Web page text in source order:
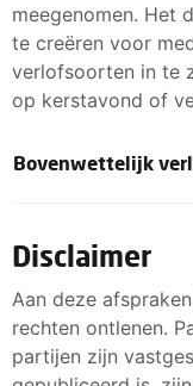
meegenomen. Het
te creëren voor
verlofsoorten in te
op kerstavond of
Bovenwettelijk
verlof naar een
duidelijker dat een
verlofbudget
de medewerker elk
maximum van 5
Disclaimer
Aan deze
rechten ontlenen.
partijen zijn